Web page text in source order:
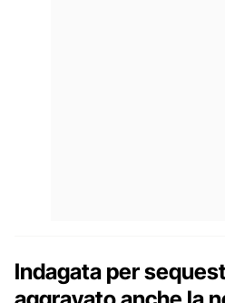
Indagata per